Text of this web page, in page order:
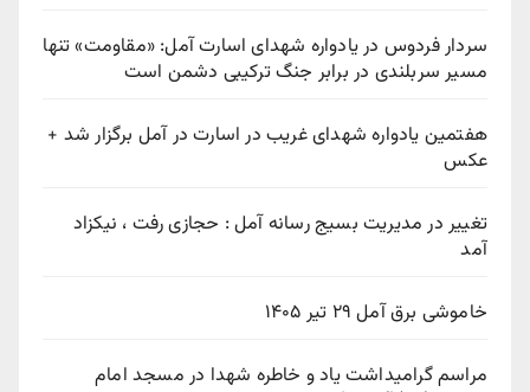
سردار فردوس در یادواره شهدای اسارت آمل: «مقاومت» تنها
مسیر سربلندی در برابر جنگ ترکیبی دشمن است
هفتمین یادواره شهدای غریب در اسارت در آمل برگزار شد +
عکس
تغییر در مدیریت بسیج رسانه آمل : حجازی رفت ، نیکزاد
آمد
خاموشی برق آمل ۲۹ تیر ۱۴۰۵
مراسم گرامیداشت یاد و خاطره شهدا در مسجد امام